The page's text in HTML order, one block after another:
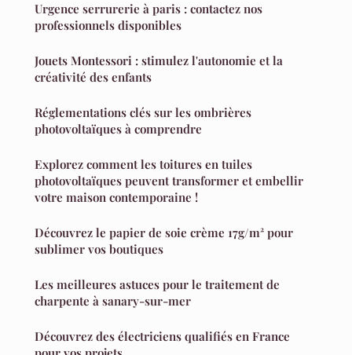
Urgence serrurerie à paris : contactez nos
professionnels disponibles
Jouets Montessori : stimulez l'autonomie et la
créativité des enfants
Réglementations clés sur les ombrières
photovoltaïques à comprendre
Explorez comment les toitures en tuiles
photovoltaïques peuvent transformer et embellir
votre maison contemporaine !
Découvrez le papier de soie crème 17g/m² pour
sublimer vos boutiques
Les meilleures astuces pour le traitement de
charpente à sanary-sur-mer
Découvrez des électriciens qualifiés en France